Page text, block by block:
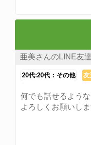
亜美さんのLINE友
20代:20代：その他 友
何でも話せるよう
よろしくお願いしま